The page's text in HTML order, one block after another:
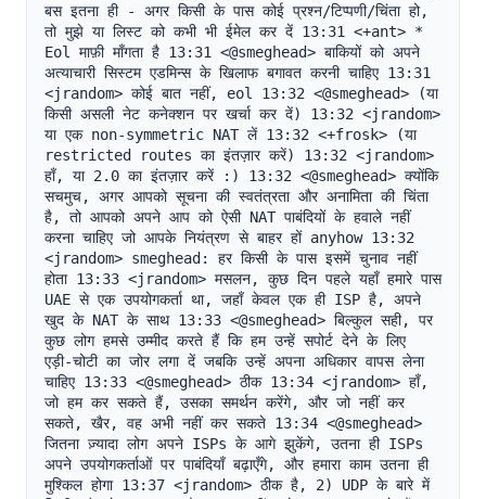
बस इतना ही - अगर किसी के पास कोई प्रश्न/टिप्पणी/चिंता हो,
तो मुझे या लिस्ट को कभी भी ईमेल कर दें 13:31 <+ant> *
Eol माफ़ी माँगता है 13:31 <@smeghead> बाकियों को अपने
अत्याचारी सिस्टम एडमिन्स के खिलाफ बगावत करनी चाहिए 13:31
<jrandom> कोई बात नहीं, eol 13:32 <@smeghead> (या
किसी असली नेट कनेक्शन पर खर्चा कर दें) 13:32 <jrandom>
या एक non-symmetric NAT लें 13:32 <+frosk> (या
restricted routes का इंतज़ार करें) 13:32 <jrandom>
हाँ, या 2.0 का इंतज़ार करें :) 13:32 <@smeghead> क्योंकि
सचमुच, अगर आपको सूचना की स्वतंत्रता और अनामिता की चिंता
है, तो आपको अपने आप को ऐसी NAT पाबंदियों के हवाले नहीं
करना चाहिए जो आपके नियंत्रण से बाहर हों anyhow 13:32
<jrandom> smeghead: हर किसी के पास इसमें चुनाव नहीं
होता 13:33 <jrandom> मसलन, कुछ दिन पहले यहाँ हमारे पास
UAE से एक उपयोगकर्ता था, जहाँ केवल एक ही ISP है, अपने
खुद के NAT के साथ 13:33 <@smeghead> बिल्कुल सही, पर
कुछ लोग हमसे उम्मीद करते हैं कि हम उन्हें सपोर्ट देने के लिए
एड़ी-चोटी का जोर लगा दें जबकि उन्हें अपना अधिकार वापस लेना
चाहिए 13:33 <@smeghead> ठीक 13:34 <jrandom> हाँ,
जो हम कर सकते हैं, उसका समर्थन करेंगे, और जो नहीं कर
सकते, खैर, वह अभी नहीं कर सकते 13:34 <@smeghead>
जितना ज़्यादा लोग अपने ISPs के आगे झुकेंगे, उतना ही ISPs
अपने उपयोगकर्ताओं पर पाबंदियाँ बढ़ाएँगे, और हमारा काम उतना ही
मुश्किल होगा 13:37 <jrandom> ठीक है, 2) UDP के बारे में